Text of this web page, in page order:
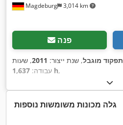
Magdeburg 3,014 km
פנה
תפקוד מוגבל, שנת ייצור: 2011, שעות
עבודה: 1,637 h,
גלה מכונות משומשות נוספות